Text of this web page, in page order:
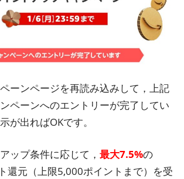
ーンページを再読み込みして，上記
ペーンへのエントリーが完了してい
が出ればOKです。
ップ条件に応じて， 最大7.5%の
還元（上限5,000ポイントまで）を受